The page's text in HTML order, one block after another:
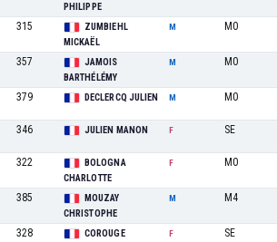
PHILIPPE
315
ZUMBIEHL
MICKAËL
M M0
357
JAMOIS
BARTHÉLÉMY
M M0
379 DECLERCQ JULIEN M M0
346 JULIEN MANON F SE
322
BOLOGNA
CHARLOTTE
F M0
385
MOUZAY
CHRISTOPHE
M M4
328
COROUGE
F SE